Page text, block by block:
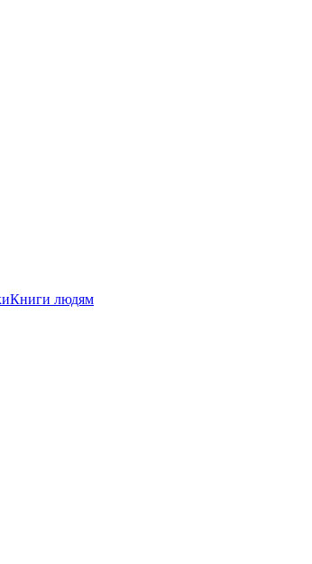
Книги людям